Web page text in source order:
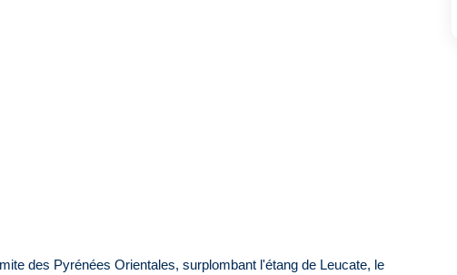
des Pyrénées Orientales, surplombant l'étang de Leucate, le